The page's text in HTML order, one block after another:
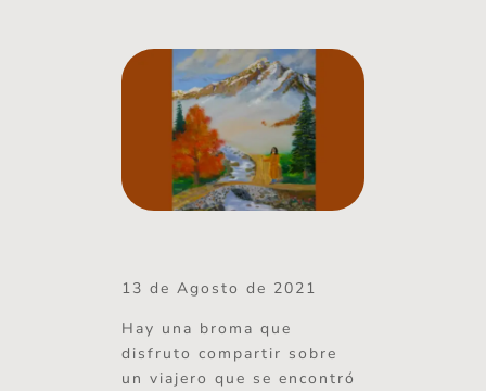
13 de Agosto de 2021
Hay una broma que
disfruto compartir sobre
un viajero que se encontró